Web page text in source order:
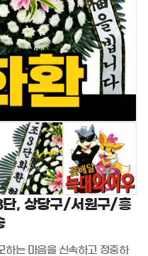
단, 상당구/서원구/흥
하는 마음을 신속하고 정중하